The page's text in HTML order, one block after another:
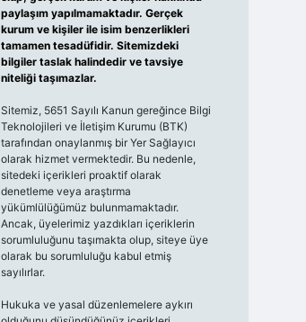
paylaşım yapılmamaktadır. Gerçek
kurum ve kişiler ile isim benzerlikleri
tamamen tesadüfidir. Sitemizdeki
bilgiler taslak halindedir ve tavsiye
niteliği taşımazlar.
Sitemiz, 5651 Sayılı Kanun gereğince Bilgi
Teknolojileri ve İletişim Kurumu (BTK)
tarafından onaylanmış bir Yer Sağlayıcı
olarak hizmet vermektedir. Bu nedenle,
sitedeki içerikleri proaktif olarak
denetleme veya araştırma
yükümlülüğümüz bulunmamaktadır.
Ancak, üyelerimiz yazdıkları içeriklerin
sorumluluğunu taşımakta olup, siteye üye
olarak bu sorumluluğu kabul etmiş
sayılırlar.
Hukuka ve yasal düzenlemelere aykırı